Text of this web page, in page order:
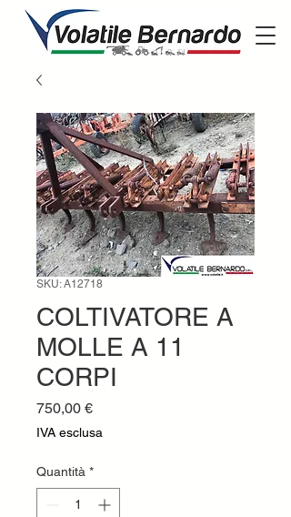
SKU: A12718
COLTIVATORE A
MOLLE A 11
CORPI
750,00 €Prezzo
IVA esclusa
Quantità *